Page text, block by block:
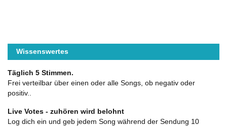
Wissenswertes
Täglich 5 Stimmen.
Frei verteilbar über einen oder alle Songs, ob negativ oder
positiv..
Live Votes - zuhören wird belohnt
Log dich ein und geb jedem Song während der Sendung 10